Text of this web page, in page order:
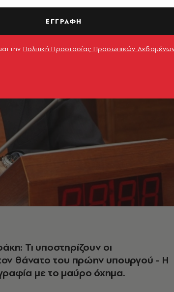
Τι υποστηρίζουν οι
θάνατο του πρώην υπουργού - Η
με το μαύρο όχημα.
ΕΓΓΡΑΦΗ
την Πολιτική Προστασίας Προσωπικών